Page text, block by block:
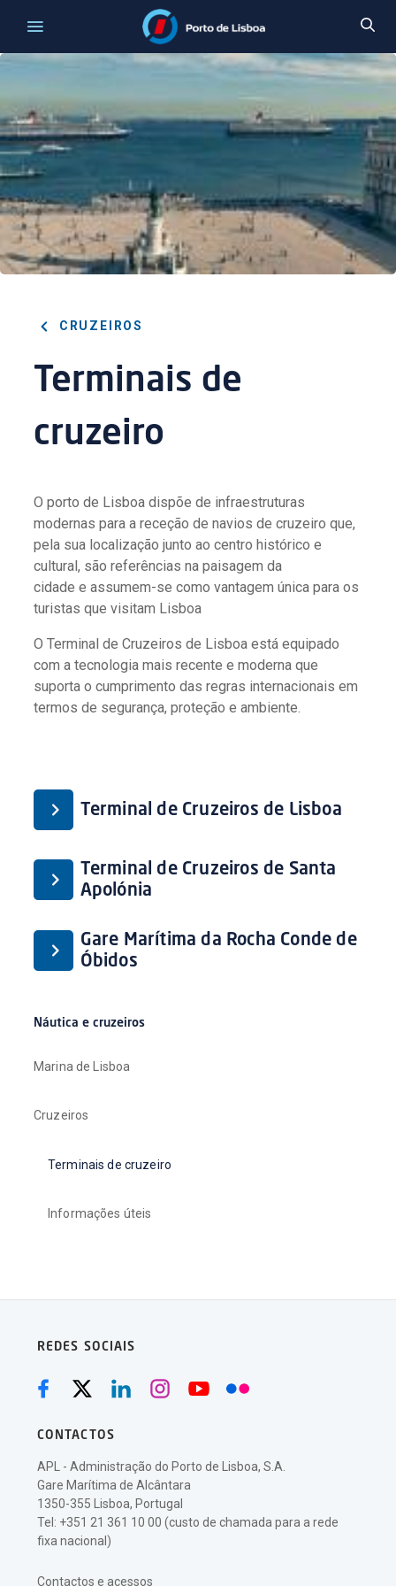
CRUZEIROS
Terminais de
cruzeiro
O porto de Lisboa dispõe de infraestruturas
modernas para a receção de navios de cruzeiro que,
pela sua localização junto ao centro histórico e
cultural, são referências na paisagem da
cidade e assumem-se como vantagem única para os
turistas que visitam Lisboa
O Terminal de Cruzeiros de Lisboa está equipado
com a tecnologia mais recente e moderna que
suporta o cumprimento das regras internacionais em
termos de segurança, proteção e ambiente.
Terminal de Cruzeiros de Lisboa
Terminal de Cruzeiros de Santa
Apolónia
Gare Marítima da Rocha Conde de
Óbidos
Náutica e cruzeiros
Marina de Lisboa
Cruzeiros
Terminais de cruzeiro
Informações úteis
REDES SOCIAIS
CONTACTOS
APL - Administração do Porto de Lisboa, S.A.
Gare Marítima de Alcântara
1350-355 Lisboa, Portugal
Tel: +351 21 361 10 00 (custo de chamada para a rede
fixa nacional)
Contactos e acessos